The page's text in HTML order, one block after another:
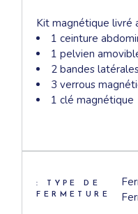
Kit magnétique livré
1 ceinture
1 pelvien
2 bandes
3 verrous
1 clé magnétique
: TYPE DE
FERMETURE